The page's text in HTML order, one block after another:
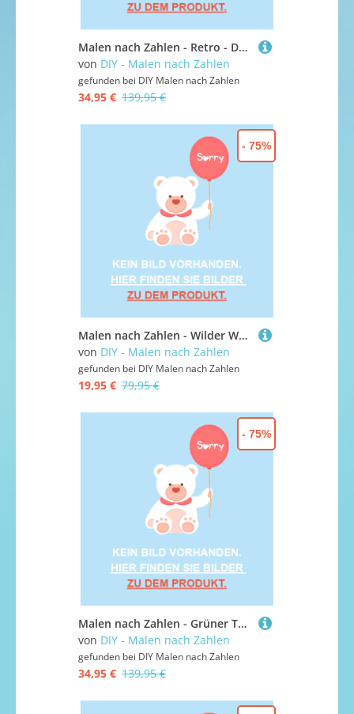
Malen nach Zahlen - Retro - Dubai UAE, mit Rahmen
von DIY - Malen nach Zahlen
gefunden bei DIY Malen nach Zahlen
34,95 € 139,95 €
Malen nach Zahlen - Wilder Wald 12, ohne Rahmen
von DIY - Malen nach Zahlen
gefunden bei DIY Malen nach Zahlen
19,95 € 79,95 €
- 75%
Malen nach Zahlen - Grüner Tee, mit Rahmen
von DIY - Malen nach Zahlen
gefunden bei DIY Malen nach Zahlen
34,95 € 139,95 €
- 75%